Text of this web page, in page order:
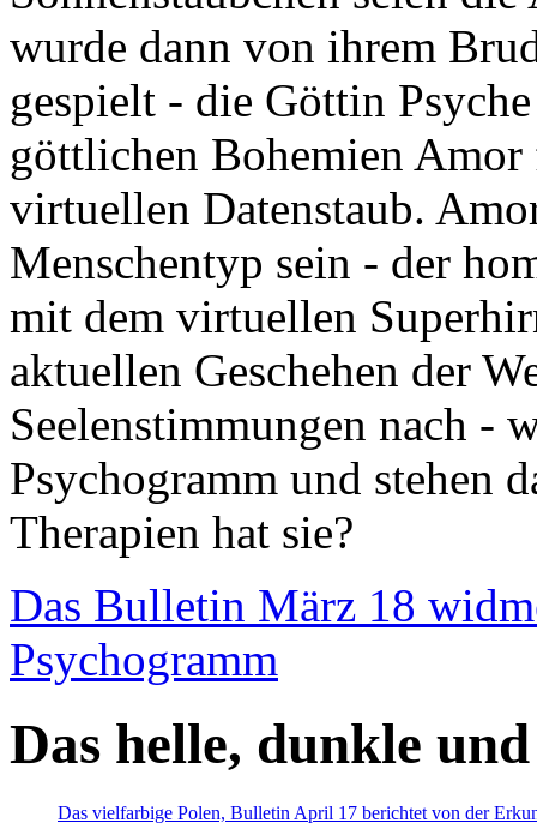
wurde dann von ihrem
gespielt - die Göttin
göttlichen Bohemien
virtuellen Datenstaub.
Menschentyp sein - der
mit dem virtuellen
aktuellen Geschehen der
Seelenstimmungen nach -
Psychogramm und stehen
Therapien hat sie?
Das Bulletin März 18
Psychogramm
Das helle, dunkle
Das vielfarbige Polen, Bulletin April 17 berichtet von der